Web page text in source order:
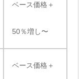
ベース価格＋
50％増し〜
ベース価格＋